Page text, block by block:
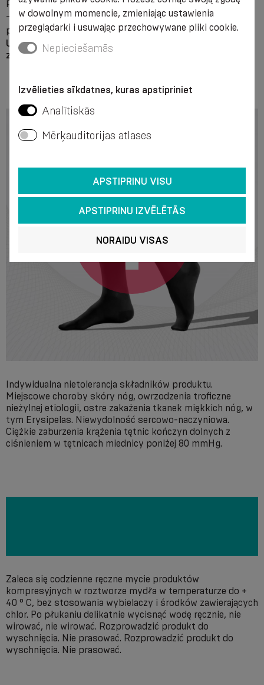
- w przypadku innych rodzajów leczenia chirurgicznego, w
przypadku obrzęku pourazowego.
Uwaga! Zaleca się skonsultować się z lekarzem przed
zastosowaniem produktów klasy kompresji II.
Indywidualna nietolerancja składników produktu.
Miejscowe choroby skóry nóg, owrzodzenia troficzne
nieżylnej etiologii, ostre zakażenia tkanek miękkich nóg, w
tym Erysipelas. Niewydolność sercowo-naczyniowa.
Ciężkie zaburzenia krążenia tętnic kończyn dolnych z
ciśnieniem w tętnicach miednicy poniżej 80 mmHg.
Zaleca się codzienne ręczne mycie produktów
kompresyjnych w roztworze mydła w temperaturze do +
40 ° С, bez stosowania wybielaczy i środków zawierających
chlor. Po płukaniu delikatnie wycisnąć wodę ręcznie, nie
wirować, nie wirować. Rozprowadzić produkt do
wyschnięcia. Nie prasować. Rozprowadzić produkt do
wyschnięcia. Nie prasować.
w dowolnym momencie, zmieniając ustawienia
przeglądarki i usuwając przechowywane pliki cookie.
Nepieciešamās
Izvēlieties sīkdatnes, kuras apstipriniet
Analītiskās
Mērķauditorijas atlases
APSTIPRINU VISU
APSTIPRINU IZVĒLĒTĀS
NORAIDU VISAS